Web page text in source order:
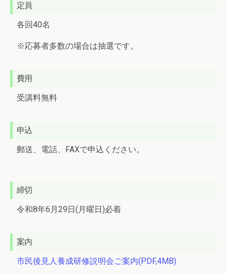
定員
各回40名
※応募者多数の場合は抽選です。
費用
受講料無料
申込
郵送、電話、FAXで申込ください。
締切
令和8年6月29日(月曜日)必着
案内
市民後見人養成研修説明会ご案内(PDF,4MB)